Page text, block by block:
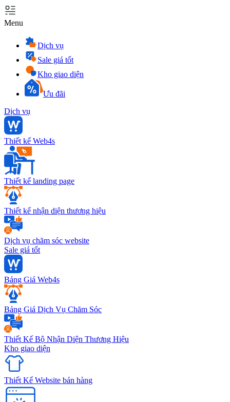
Menu
Dịch vụ
Sale giá tốt
Kho giao diện
Ưu đãi
Dịch vụ
Thiết kế Web4s
Thiết kế landing page
Thiết kế nhận diện thương hiệu
Dịch vụ chăm sóc website
Sale giá tốt
Bảng Giá Web4s
Bảng Giá Dịch Vụ Chăm Sóc
Thiết Kế Bộ Nhận Diện Thương Hiệu
Kho giao diện
Thiết Kế Website bán hàng